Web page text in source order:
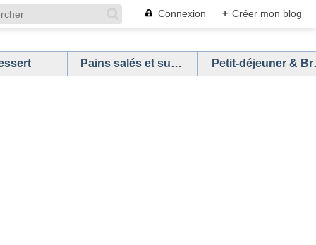
Connexion + Créer mon blog
Pains salés et sucrés